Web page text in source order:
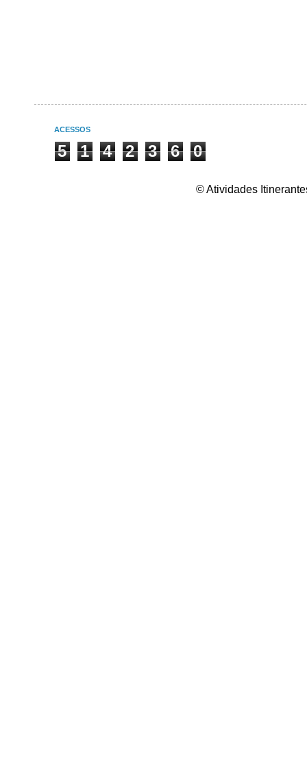
ACESSOS
5 1 4 2 3 6 0
© Atividades